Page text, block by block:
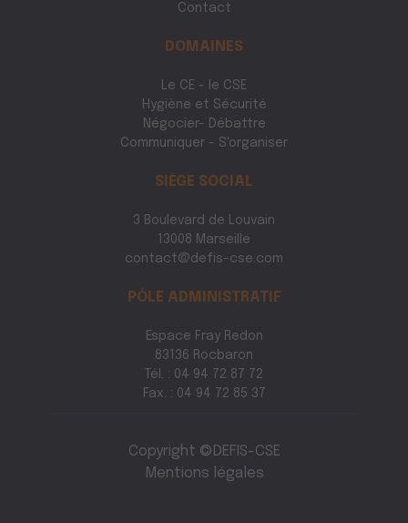
Contact
DOMAINES
Le CE - le CSE
Hygiène et Sécurité
Négocier- Débattre
Communiquer - S'organiser
SIÈGE SOCIAL
3 Boulevard de Louvain
13008 Marseille
contact@defis-cse.com
PÔLE ADMINISTRATIF
Espace Fray Redon
83136 Rocbaron
Tél. : 04 94 72 87 72
Fax. : 04 94 72 85 37
Copyright ©DEFIS-CSE
Mentions légales